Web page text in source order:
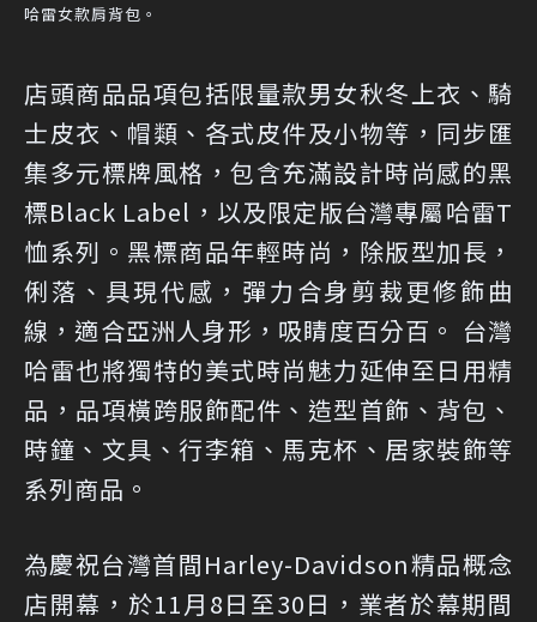
哈雷女款肩背包。
店頭商品品項包括限量款男女秋冬上衣、騎
士皮衣、帽類、各式皮件及小物等，同步匯
集多元標牌風格，包含充滿設計時尚感的黑
標Black Label，以及限定版台灣專屬哈雷T
恤系列。黑標商品年輕時尚，除版型加長，
俐落、具現代感，彈力合身剪裁更修飾曲
線，適合亞洲人身形，吸睛度百分百。 台灣
哈雷也將獨特的美式時尚魅力延伸至日用精
品，品項橫跨服飾配件、造型首飾、背包、
時鐘、文具、行李箱、馬克杯、居家裝飾等
系列商品。
為慶祝台灣首間Harley-Davidson精品概念
店開幕，於11月8日至30日，業者於幕期間